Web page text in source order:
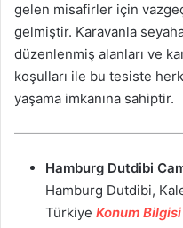
gelen misafirler için
gelmiştir. Karavanla
düzenlenmiş alanları ve
koşulları ile bu tesiste
yaşama imkanına sahiptir.
Hamburg Dutdibi
Hamburg Dutdibi,
Türkiye Konum Bilgisi